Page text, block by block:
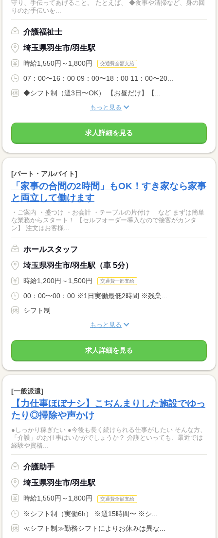
守り、手伝ってあげること。 たとえば、 ◆食事や清掃など、身の回
りのお手伝いを...
介護福祉士
埼玉県羽生市/羽生駅
時給1,550円～1,800円 交通費全額支給
07：00〜16：00 09：00〜18：00 11：00〜20...
◆シフト制（週3日〜OK） 【お昼だけ】【...
もっと見る
求人詳細を見る
[パート・アルバイト]
「家事の合間の2時間」もOK！すき家なら家事
と両立して働けます
・ご案内 ・盛つけ ・お会計 ・テーブルの片付け など まずは簡単
な業務からスタート！ 【セルフオーダー導入なので接客がカンタ
ン】 注文はお客様...
ホールスタッフ
埼玉県羽生市/羽生駅（車 5分）
時給1,200円～1,500円 交通費一部支給
00：00〜00：00 ※1日実働最低2時間 ※残業...
シフト制
もっと見る
求人詳細を見る
[一般派遣]
【力仕事ほぼナシ】こぢんまりした施設でゆっ
たり◎掃除や声かけ
●しっかり稼ぎたい ●今後も長く続けられる仕事がしたい そんな方、
「介護」のお仕事はいかがでしょうか？ 介護といっても、最近では
経験や資格...
介護助手
埼玉県羽生市/羽生駅
時給1,550円～1,800円 交通費全額支給
※シフト制（実働6h） ※週15時間〜 ※シ...
≪シフト制≫勤務シフトによりお休みは異な...